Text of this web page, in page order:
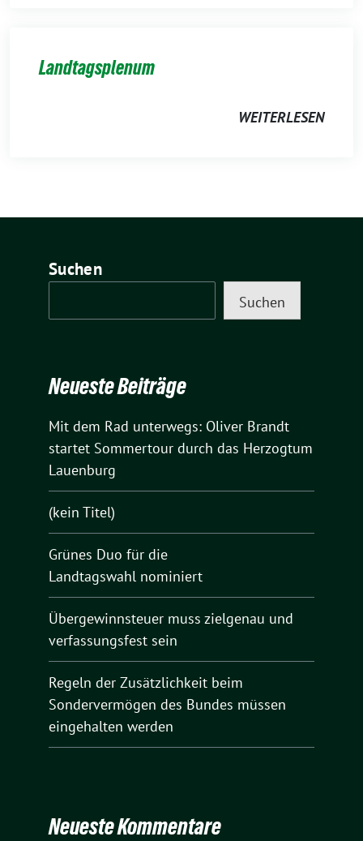
Landtagsplenum
WEITERLESEN
Suchen
Suchen
Neueste Beiträge
Mit dem Rad unterwegs: Oliver Brandt
startet Sommertour durch das Herzogtum
Lauenburg
(kein Titel)
Grünes Duo für die
Landtagswahl nominiert
Übergewinnsteuer muss zielgenau und
verfassungsfest sein
Regeln der Zusätzlichkeit beim
Sondervermögen des Bundes müssen
eingehalten werden
Neueste Kommentare